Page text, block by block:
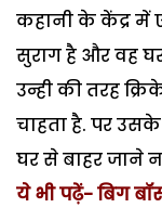
कहानी के केंद्र
सुराग है और वह
उन्ही की तरह
चाहता है. पर
घर से बाहर जाने
ये भी पढ़ें- बिग बॉस